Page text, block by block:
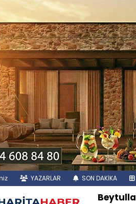
YAZARLAR SON DAKİKA